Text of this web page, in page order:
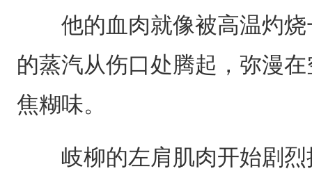
他的血肉就像被高温灼烧
的蒸汽从伤口处腾起，弥漫
焦糊味。
岐柳的左肩肌肉开始剧烈